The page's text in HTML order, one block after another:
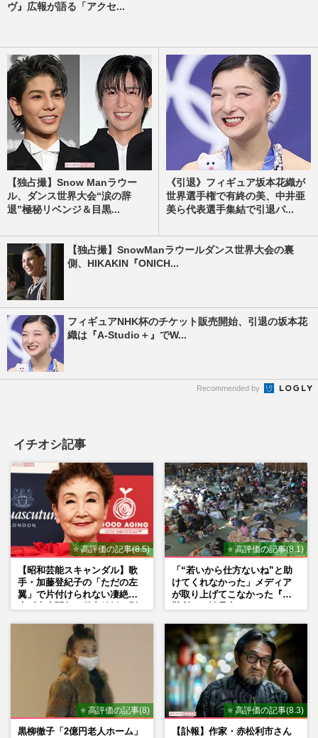
ヴ』広報が語る「アクセ...
【独占撮】Snow Manラウー
ル、ダンス世界大会“涙の辞
退”極秘リベンジ＆目黒...
《引退》フィギュア坂本花織が
世界選手権で有終の美、中井亜
美ら代表選手集結で引退パ...
【独占撮】SnowManラウールダンス世界大会の裏
側、HIKAKIN『ONICH...
フィギュアNHK杯のチケット販売開始、引退の坂本花
織は『A-Studio＋』でW...
Recommended by
イチオシ記事
⭐ 高評価の記事(8.5)
【昭和芸能スキャンダル】歌
手・加藤登紀子の「ただの左
翼」で片付けられない凄絶半
⭐ 高評価の記事(8.1)
「“若いから仕方ないね”と助
けてくれなかった」メディア
が取り上げてこなかった『避
⭐ 高評価の記事(8)
黒柳徹子「2億円老人ホーム」
⭐ 高評価の記事(8.3)
【訃報】作家・赤松利市さん